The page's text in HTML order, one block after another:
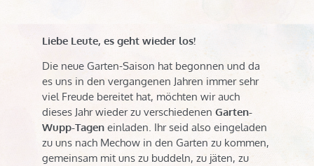
Liebe Leute, es geht wieder los!
Die neue Garten-Saison hat begonnen und da
es uns in den vergangenen Jahren immer sehr
viel Freude bereitet hat, möchten wir auch
dieses Jahr wieder zu verschiedenen Garten-
Wupp-Tagen einladen. Ihr seid also eingeladen
zu uns nach Mechow in den Garten zu kommen,
gemeinsam mit uns zu buddeln, zu jäten, zu